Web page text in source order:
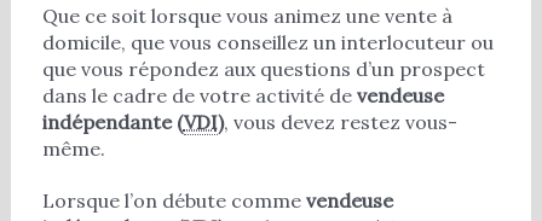
Que ce soit lorsque vous animez une vente à
domicile, que vous conseillez un interlocuteur ou
que vous répondez aux questions d’un prospect
dans le cadre de votre activité de vendeuse
indépendante (VDI), vous devez restez vous-
même.
Lorsque l’on débute comme vendeuse